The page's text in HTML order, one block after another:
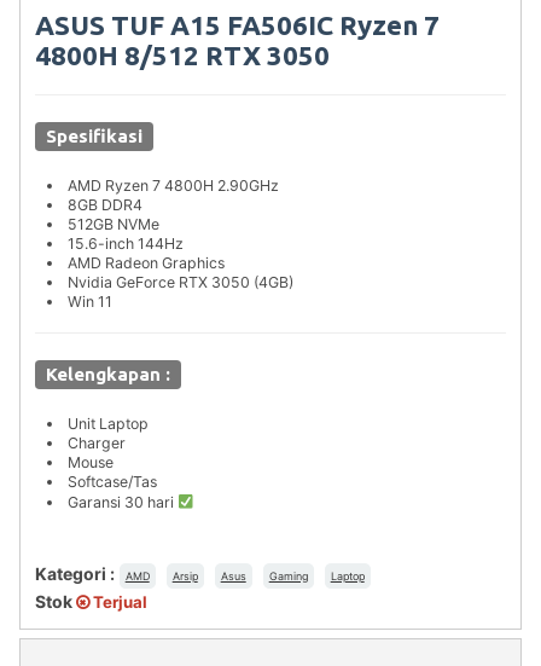
ASUS TUF A15 FA506IC Ryzen 7
4800H 8/512 RTX 3050
Spesifikasi
AMD Ryzen 7 4800H 2.90GHz
8GB DDR4
512GB NVMe
15.6-inch 144Hz
AMD Radeon Graphics
Nvidia GeForce RTX 3050 (4GB)
Win 11
Kelengkapan :
Unit Laptop
Charger
Mouse
Softcase/Tas
Garansi 30 hari
Kategori : AMD Arsip Asus Gaming Laptop
Stok Terjual